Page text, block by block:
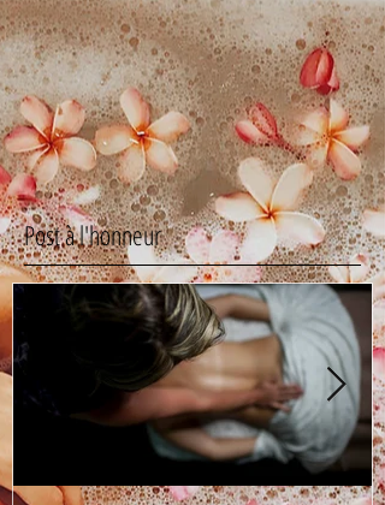
Post à l'honneur